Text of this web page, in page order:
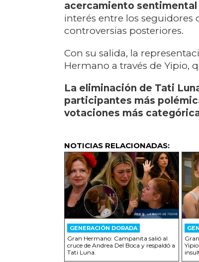
acercamiento sentimental
interés entre los seguidores
controversias posteriores.
Con su salida, la
Hermano a través de Yipio,
La eliminación de Tati
participantes más
votaciones más
NOTICIAS RELACIONADAS:
GENERACIÓN DORADA
Gran Hermano: Campanita salió al
cruce de Andrea Del Boca y respaldó a
Tati Luna.